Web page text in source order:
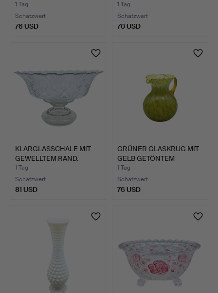
STRAHLENSCHLIF…
1 Tag
Schätzwert
76 USD
1 Tag
Schätzwert
70 USD
KLARGLASSCHALE MIT
GEWELLTEM RAND.
1 Tag
Schätzwert
81 USD
GRÜNER GLASKRUG MIT
GELB GETÖNTEM
HENKEL.
1 Tag
Schätzwert
76 USD